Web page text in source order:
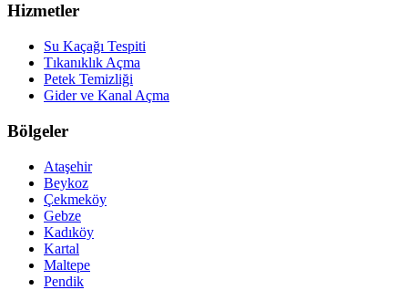
Hizmetler
Su Kaçağı Tespiti
Tıkanıklık Açma
Petek Temizliği
Gider ve Kanal Açma
Bölgeler
Ataşehir
Beykoz
Çekmeköy
Gebze
Kadıköy
Kartal
Maltepe
Pendik